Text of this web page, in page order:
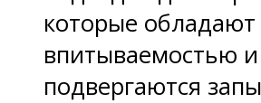
которые обладают
впитываемостью
подвергаются